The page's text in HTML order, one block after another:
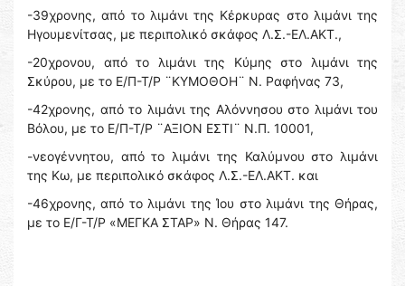
-39χρονης, από το λιμάνι της Κέρκυρας στο λιμάνι της
Ηγουμενίτσας, με περιπολικό σκάφος Λ.Σ.-ΕΛ.ΑΚΤ.,
-20χρονου, από το λιμάνι της Κύμης στο λιμάνι της
Σκύρου, με το Ε/Π-Τ/Ρ ¨ΚΥΜΟΘΟΗ¨ Ν. Ραφήνας 73,
-42χρονης, από το λιμάνι της Αλόννησου στο λιμάνι του
Βόλου, με το Ε/Π-Τ/Ρ ¨ΑΞΙΟΝ ΕΣΤΙ¨ Ν.Π. 10001,
-νεογέννητου, από το λιμάνι της Καλύμνου στο λιμάνι
της Κω, με περιπολικό σκάφος Λ.Σ.-ΕΛ.ΑΚΤ. και
-46χρονης, από το λιμάνι της Ίου στο λιμάνι της Θήρας,
με το Ε/Γ-Τ/Ρ «ΜΕΓΚΑ ΣΤΑΡ» Ν. Θήρας 147.